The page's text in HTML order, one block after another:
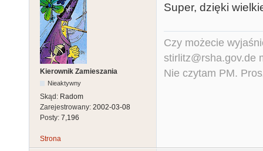
Kierownik Zamieszania
Nieaktywny
Skąd: Radom
Zarejestrowany: 2002-03-08
Posty: 7,196
Super, dzięki
Czy możecie
stirlitz@rsha.gov.de
Nie czytam PM.
Strona